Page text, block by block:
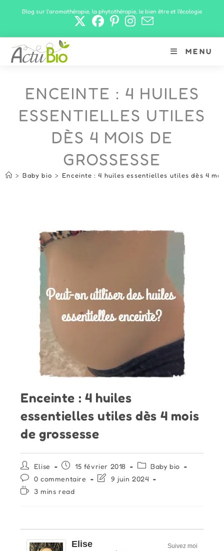
Blog sur l'aromathérapie, la phytothérapie, le bien être et l'écologie
MENU
ENCEINTE : 4 HUILES
ESSENTIELLES UTILES
DÈS 4 MOIS DE
GROSSESSE
> Baby bio > Enceinte : 4 huiles essentielles utiles dès 4
Enceinte : 4 huiles
essentielles utiles dès 4 mois
de grossesse
Auteur/autrice
de
la
publication :
Elise
Publication
publiée :
15 février 2018
Post
category:
Baby bio
Commentaires
de
la
0 commentaire
Dernière
9 juin 2024
Temps3 mins read
Suivez moi
Elise